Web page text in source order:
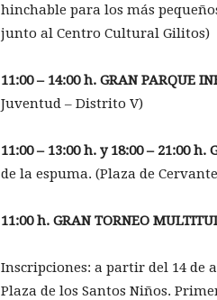
hinchable para los más
junto al Centro Cultural Gilitos)
11:00 – 14:00 h. GRAN PARQUE
Juventud – Distrito V)
11:00 – 13:00 h. y 18:00 – 21:00 h.
de la espuma. (Plaza de
11:00 h. GRAN TORNEO
Inscripciones: a partir del 14 de
Plaza de los Santos Niños.